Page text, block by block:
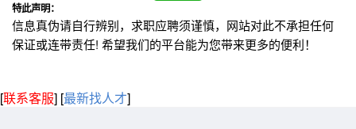
特此声明：
信息真伪请自行辨别，求职应聘须谨慎，网站对此不承担任何
保证或连带责任! 希望我们的平台能为您带来更多的便利！
[联系客服] [最新找人才]